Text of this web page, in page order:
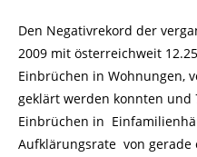
Den Negativrekord der
2009 mit österreichweit
Einbrüchen in Wohnungen,
geklärt werden konnten und
Einbrüchen in
Aufklärungsrate von gerade